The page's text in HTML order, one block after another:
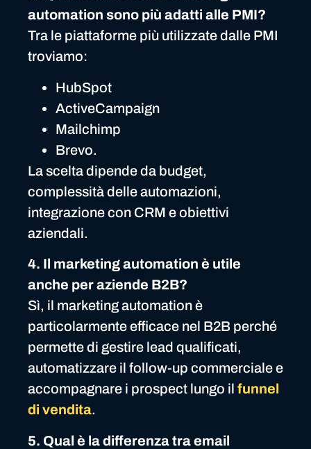
automation sono più adatti alle PMI?
Tra le piattaforme più utilizzate dalle PMI
troviamo:
HubSpot
ActiveCampaign
Mailchimp
Brevo.
La scelta dipende da budget,
complessità delle automazioni,
integrazione con CRM e obiettivi
aziendali.
4. Il marketing automation è utile
anche per aziende B2B?
Sì, il marketing automation è
particolarmente efficace nel B2B perché
permette di gestire lead qualificati,
automatizzare il follow-up commerciale e
accompagnare i prospect lungo il funnel
di vendita.
5. Qual è la differenza tra email